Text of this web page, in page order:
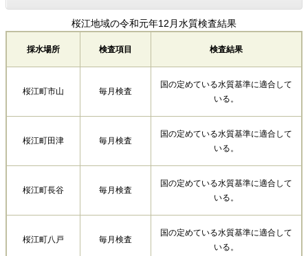
桜江地域の令和元年12月水質検査結果
採水場所 検査項目 検査結果
桜江町市山 毎月検査
国の定めている水質基準に適合して
いる。
桜江町田津 毎月検査
国の定めている水質基準に適合して
いる。
桜江町長谷 毎月検査
国の定めている水質基準に適合して
いる。
桜江町八戸 毎月検査
国の定めている水質基準に適合して
いる。